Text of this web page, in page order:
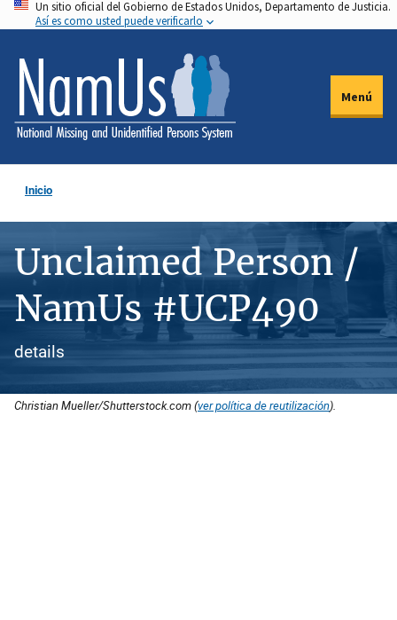
Pasar
al
contenido
principal
Un sitio oficial del Gobierno de Estados Unidos, Departamento de Justicia.
Así es como usted puede verificarlo
Menú
Inicio
Unclaimed Person /
NamUs #UCP490
details
Christian Mueller/Shutterstock.com (ver política de reutilización).